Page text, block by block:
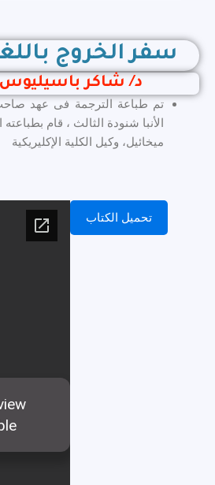
سفر الخروج
د/ شاكر باسيليوس
تم طباعة الترجمة فى عهد صاحب
الأنبا شنودة الثالث ، قام
ميخائيل، وكيل الكلية الإكليريكية
تحميل الكتاب